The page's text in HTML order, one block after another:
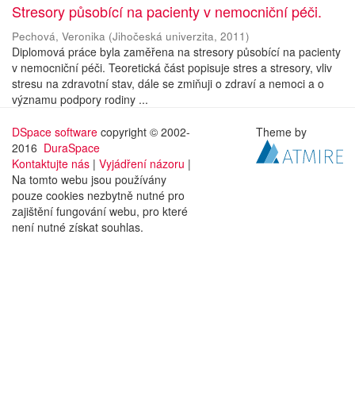
Stresory působící na pacienty v nemocniční péči.
Pechová, Veronika (Jihočeská univerzita, 2011)
Diplomová práce byla zaměřena na stresory působící na pacienty
v nemocniční péči. Teoretická část popisuje stres a stresory, vliv
stresu na zdravotní stav, dále se zmiňuji o zdraví a nemoci a o
významu podpory rodiny ...
DSpace software copyright © 2002-
2016 DuraSpace
Kontaktujte nás | Vyjádření názoru |
Na tomto webu jsou používány
pouze cookies nezbytně nutné pro
zajištění fungování webu, pro které
není nutné získat souhlas.
Theme by